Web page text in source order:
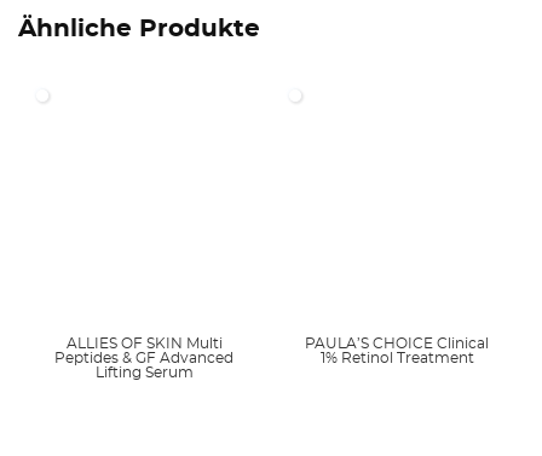
Ähnliche Produkte
ALLIES OF SKIN Multi
Peptides & GF Advanced
Lifting Serum
PAULA’S CHOICE Clinical
1% Retinol Treatment